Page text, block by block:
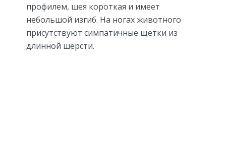
профилем, шея короткая и имеет
небольшой изгиб. На ногах животного
присутствуют симпатичные щётки из
длинной шерсти.